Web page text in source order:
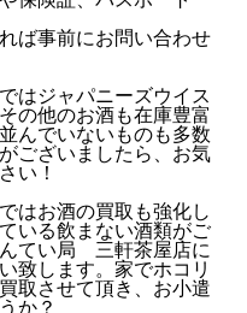
ば事前にお問い合わせ
ジャパニーズウイス
の他のお酒も在庫豊富
んでいないものも多数
ございましたら、お気
い！
お酒の買取も強化し
いる飲まない酒類がご
てい局 三軒茶屋店に
致します。家でホコリ
取させて頂き、お小遣
か？